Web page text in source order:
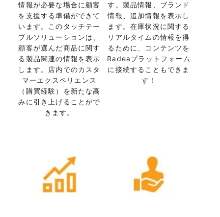
情報が必要な場合に顧客
を支援する準備ができて
います。このタッチテー
ブルソリューションは、
顧客が選んだ商品に関す
る製品関連の情報を表示
します。店内でのカスタ
マーエクスペリエンス
（購買経験）を新たな高
みに引き上げることがで
きます。
す。製品情報、ブランド
情報、追加情報を表示し
ます。在庫状況に関する
リアルタイムの情報を得
るために、コンテンツを
Radeaプラットフォーム
に接続することもできま
す！